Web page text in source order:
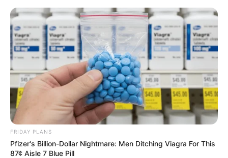
Festa Fundo do Mar: 33 Ideias para
uma Decoração Incrível
FRIDAY PLANS
Pfizer's Billion-Dollar Nightmare: Men Ditching Viagra For This
87¢ Aisle 7 Blue Pill